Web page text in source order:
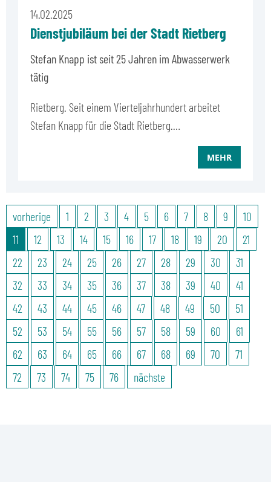
14.02.2025
Dienstjubiläum bei der Stadt Rietberg
Stefan Knapp ist seit 25 Jahren im Abwasserwerk
tätig
Rietberg. Seit einem Vierteljahrhundert arbeitet
Stefan Knapp für die Stadt Rietberg.…
MEHR
vorherige 1 2 3 4 5 6 7 8 9
10
11
12 13 14 15 16 17 18 19 20
21
22
23 24 25 26 27 28 29 30
31
32
33 34 35 36 37 38 39 40
41
42
43 44 45 46 47 48 49 50
51
52
53 54 55 56 57 58 59 60
61
62
63 64 65 66 67 68 69 70
71
72
73 74 75 76 nächste